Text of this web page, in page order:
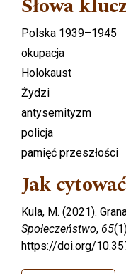
Słowa
Polska 1939–1945
okupacja
Holokaust
Żydzi
antysemityzm
policja
pamięć przeszłości
Jak cytować
Kula, M. (2021).
Społeczeństwo, 65
https://doi.org/